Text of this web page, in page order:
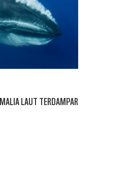
LAUT TERDAMPAR